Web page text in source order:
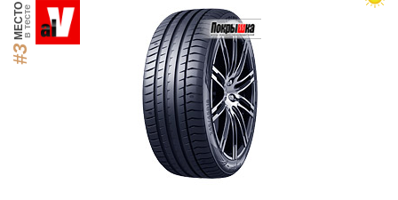
#3
МЕСТОв тесте